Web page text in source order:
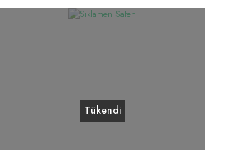
Tükendi